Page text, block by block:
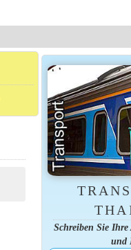
Schreiben Sie
und